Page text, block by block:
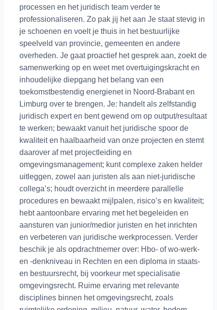
processen en het juridisch team verder te
professionaliseren. Zo pak jij het aan Je staat stevig in
je schoenen en voelt je thuis in het bestuurlijke
speelveld van provincie, gemeenten en andere
overheden. Je gaat proactief het gesprek aan, zoekt de
samenwerking op en weet met overtuigingskracht en
inhoudelijke diepgang het belang van een
toekomstbestendig energienet in Noord-Brabant en
Limburg over te brengen. Je: handelt als zelfstandig
juridisch expert en bent gewend om op output/resultaat
te werken; bewaakt vanuit het juridische spoor de
kwaliteit en haalbaarheid van onze projecten en stemt
daarover af met projectleiding en
omgevingsmanagement; kunt complexe zaken helder
uitleggen, zowel aan juristen als aan niet-juridische
collega’s; houdt overzicht in meerdere parallelle
procedures en bewaakt mijlpalen, risico’s en kwaliteit;
hebt aantoonbare ervaring met het begeleiden en
aansturen van junior/medior juristen en het inrichten
en verbeteren van juridische werkprocessen. Verder
beschik je als opdrachtnemer over: Hbo- of wo-werk-
en -denkniveau in Rechten en een diploma in staats-
en bestuursrecht, bij voorkeur met specialisatie
omgevingsrecht. Ruime ervaring met relevante
disciplines binnen het omgevingsrecht, zoals